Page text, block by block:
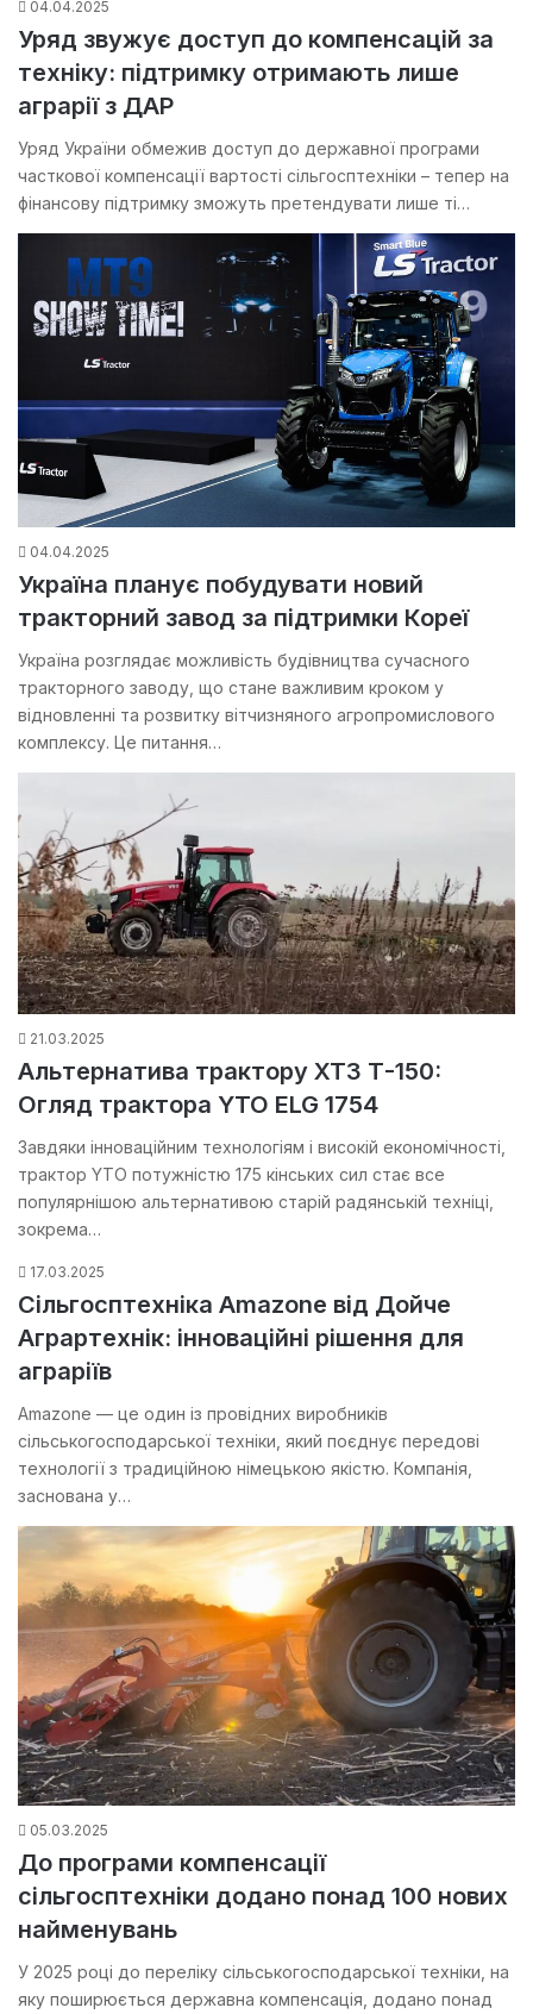
04.04.2025
Уряд звужує доступ до компенсацій за
техніку: підтримку отримають лише
аграрії з ДАР
Уряд України обмежив доступ до державної програми
часткової компенсації вартості сільгосптехніки – тепер на
фінансову підтримку зможуть претендувати лише ті…
04.04.2025
Україна планує побудувати новий
тракторний завод за підтримки Кореї
Україна розглядає можливість будівництва сучасного
тракторного заводу, що стане важливим кроком у
відновленні та розвитку вітчизняного агропромислового
комплексу. Це питання…
21.03.2025
Альтернатива трактору ХТЗ Т-150:
Огляд трактора YTO ELG 1754
Завдяки інноваційним технологіям і високій економічності,
трактор YTO потужністю 175 кінських сил стає все
популярнішою альтернативою старій радянській техніці,
зокрема…
17.03.2025
Сільгосптехніка Amazone від Дойче
Аграртехнік: інноваційні рішення для
аграріїв
Amazone — це один із провідних виробників
сільськогосподарської техніки, який поєднує передові
технології з традиційною німецькою якістю. Компанія,
заснована у…
05.03.2025
До програми компенсації
сільгосптехніки додано понад 100 нових
найменувань
У 2025 році до переліку сільськогосподарської техніки, на
яку поширюється державна компенсація, додано понад